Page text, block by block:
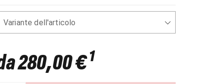
Variante dell'articolo
280,00 €1